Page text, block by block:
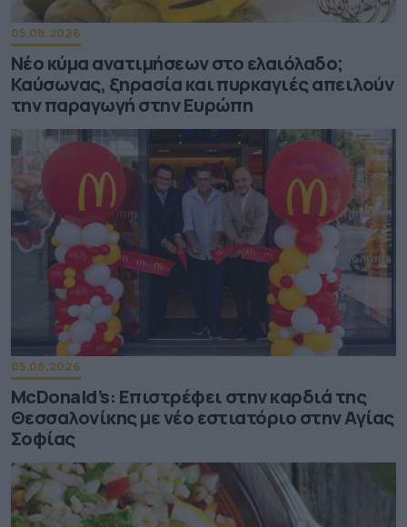
05.08.2026
Νέο κύμα ανατιμήσεων στο ελαιόλαδο;
Καύσωνας, ξηρασία και πυρκαγιές απειλούν
την παραγωγή στην Ευρώπη
05.08.2026
McDonald’s: Επιστρέφει στην καρδιά της
Θεσσαλονίκης με νέο εστιατόριο στην Αγίας
Σοφίας